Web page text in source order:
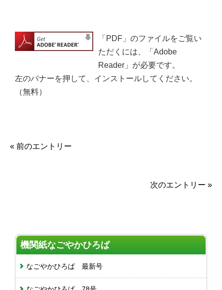
「PDF」のファイルをご覧い
ただくには、「Adobe
Reader」が必要です。
左のバナーを押して、インストールしてください。
（無料）
« 前のエントリー
次のエントリー »
機関紙なごやかひろば
なごやかひろば 最新号